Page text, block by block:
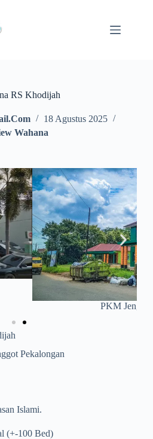
RS Khodijah
18 Agustus 2025
Wahana
Pekalongan
Islami.
(+-100 Bed)